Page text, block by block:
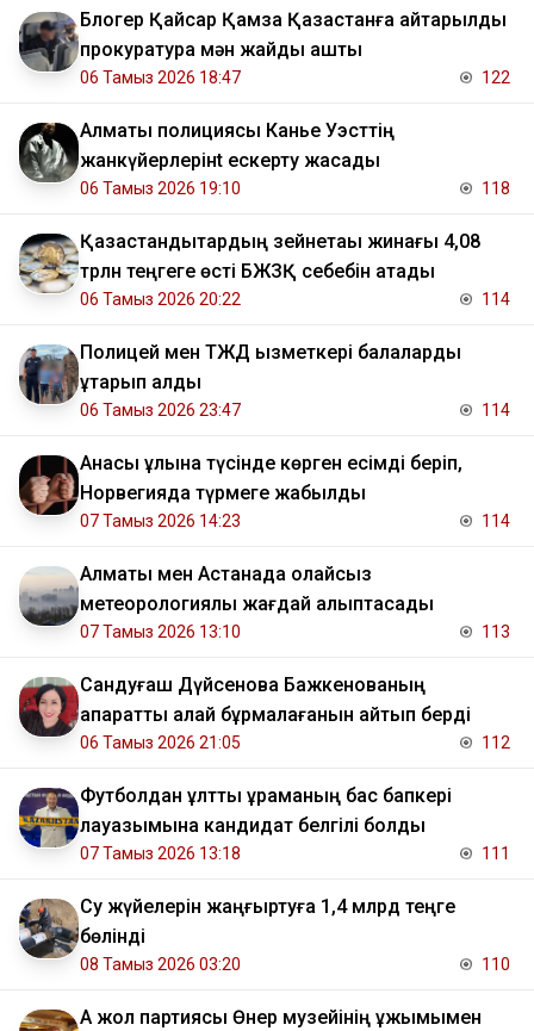
Блогер Қайсар Қамза Қазақстанға қайтарылды
прокуратура мән жайды ашты
06 Тамыз 2026 18:47 122
Алматы полициясы Канье Уэсттің
жанкүйерлерінt ескерту жасады
06 Тамыз 2026 19:10 118
Қазақстандықтардың зейнетақы жинағы 4,08
трлн теңгеге өсті БЖЗҚ себебін атады
06 Тамыз 2026 20:22 114
Полицей мен ТЖД қызметкері балаларды
құтқарып қалды
06 Тамыз 2026 23:47 114
Анасы ұлына түсінде көрген есімді беріп,
Норвегияда түрмеге жабылды
07 Тамыз 2026 14:23 114
Алматы мен Астанада қолайсыз
метеорологиялық жағдай қалыптасады
07 Тамыз 2026 13:10 113
Сандуғаш Дүйсенова Бажкенованың
ақпаратты қалай бұрмалағанын айтып берді
06 Тамыз 2026 21:05 112
Футболдан ұлттық құраманың бас бапкері
лауазымына кандидат белгілі болды
07 Тамыз 2026 13:18 111
Су жүйелерін жаңғыртуға 1,4 млрд теңге
бөлінді
08 Тамыз 2026 03:20 110
Ақ жол партиясы Өнер музейінің ұжымымен